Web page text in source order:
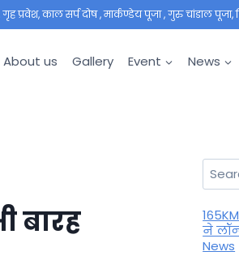
प्रवेश, काल सर्प दोष , मार्कण्डेय पूजा , गुरु चांडाल पूजा,
About us Gallery Event News
बारह
Search
for:
ने
News